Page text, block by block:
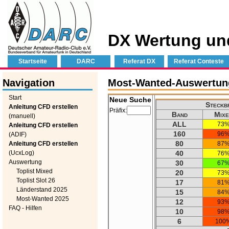
DX Wertung
Startseite DARC Referat DX Referat Conteste
Navigation
Start
Anleitung CFD erstellen
(manuell)
Anleitung CFD erstellen
(ADIF)
Anleitung CFD erstellen
(UcxLog)
Auswertung
Toplist Mixed
Toplist Slot 26
Länderstand 2025
Most-Wanted 2025
FAQ - Hilfen
Most-Wanted-
Neue Suche
Präfix:
Band
ALL
160
80
40
30
20
17
15
12
10
6